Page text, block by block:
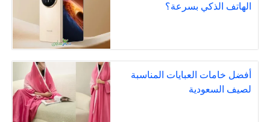
الهاتف الذكي بسرعة؟
أفضل خامات العبايات المناسبة
لصيف السعودية